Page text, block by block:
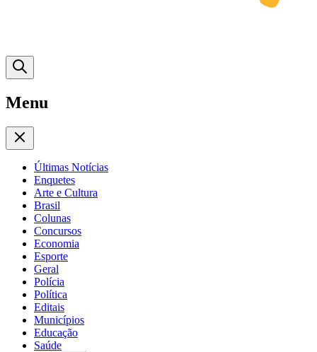
Menu
Últimas Notícias
Enquetes
Arte e Cultura
Brasil
Colunas
Concursos
Economia
Esporte
Geral
Polícia
Política
Editais
Municípios
Educação
Saúde